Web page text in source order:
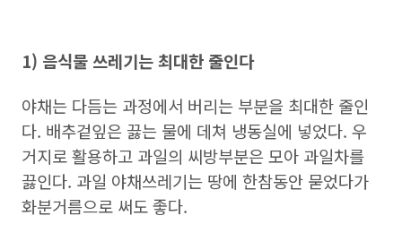
1) 음식물 쓰레기는 최대한 줄인다
야채는 다듬는 과정에서 버리는 부분을 최대한 줄인
다. 배추겉잎은 끓는 물에 데쳐 냉동실에 넣었다. 우
거지로 활용하고 과일의 씨방부분은 모아 과일차를
끓인다. 과일 야채쓰레기는 땅에 한참동안 묻었다가
화분거름으로 써도 좋다.